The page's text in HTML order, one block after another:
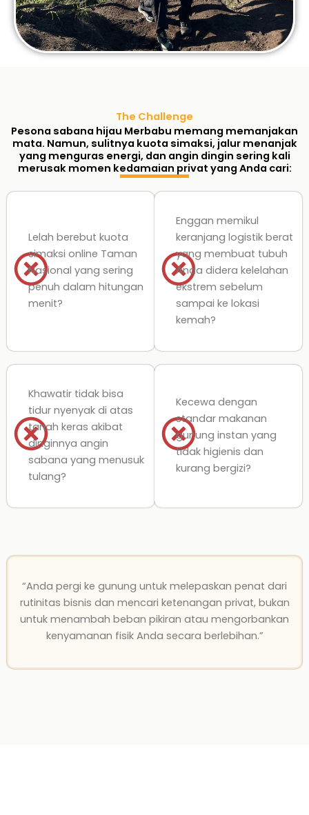
The Challenge
Pesona sabana hijau Merbabu memang memanjakan
mata. Namun, sulitnya kuota simaksi, jalur menanjak
yang menguras energi, dan angin dingin sering kali
merusak momen kedamaian privat yang Anda cari:
Lelah berebut kuota
simaksi online Taman
Nasional yang sering
penuh dalam hitungan
menit?
Enggan memikul
keranjang logistik berat
yang membuat tubuh
Anda didera kelelahan
ekstrem sebelum
sampai ke lokasi
kemah?
Khawatir tidak bisa
tidur nyenyak di atas
tanah keras akibat
dinginnya angin
sabana yang menusuk
tulang?
Kecewa dengan
standar makanan
gunung instan yang
tidak higienis dan
kurang bergizi?
“Anda pergi ke gunung untuk melepaskan penat dari
rutinitas bisnis dan mencari ketenangan privat, bukan
untuk menambah beban pikiran atau mengorbankan
kenyamanan fisik Anda secara berlebihan.”